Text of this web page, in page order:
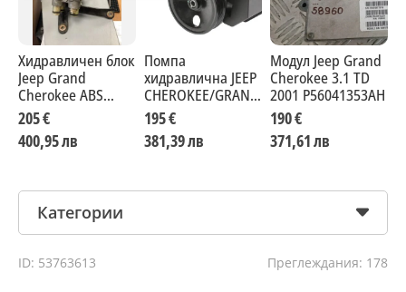
Хидравличен блок
Jeep Grand
Cherokee ABS
52008824
205 €
400,95 лв
Помпа
хидравлична JEEP
CHEROKEE/GRAND
CHEROKEE -2001
52088139AC /
52088663 /
195 €
381,39 лв
Модул Jeep Grand
Cherokee 3.1 TD
2001 P56041353AH
190 €
371,61 лв
Категории
ID: 53763613 Преглеждания: 178